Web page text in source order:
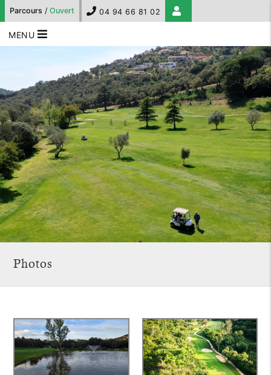
Parcours / Ouvert 04 94 66 81 02
MENU
Photos